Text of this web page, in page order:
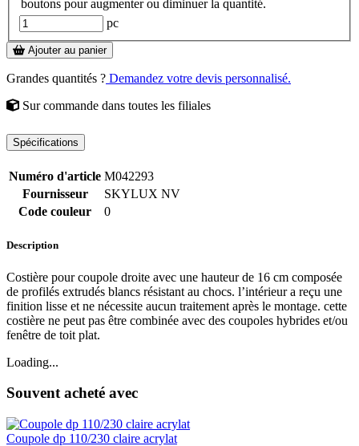
boutons pour augmenter ou diminuer la quantité.
pc
Ajouter au panier
Grandes quantités ? Demandez votre devis personnalisé.
Sur commande dans toutes les filiales
Spécifications
Numéro d'article M042293
Fournisseur
SKYLUX NV
Code couleur
0
Description
Costière pour coupole droite avec une hauteur de 16 cm composée
de profilés extrudés blancs résistant au chocs. l’intérieur a reçu une
finition lisse et ne nécessite aucun traitement après le montage. cette
costière ne peut pas être combinée avec des coupoles hybrides et/ou
fenêtre de toit plat.
Loading...
Souvent acheté avec
Coupole dp 110/230 claire acrylat